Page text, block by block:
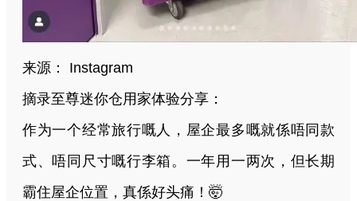
来源： Instagram
摘录至尊迷你仓用家体验分享：
作为一个经常旅行嘅人，屋企最多嘅就係唔同款
式、唔同尺寸嘅行李箱。一年用一两次，但长期
霸住屋企位置，真係好头痛！🤯